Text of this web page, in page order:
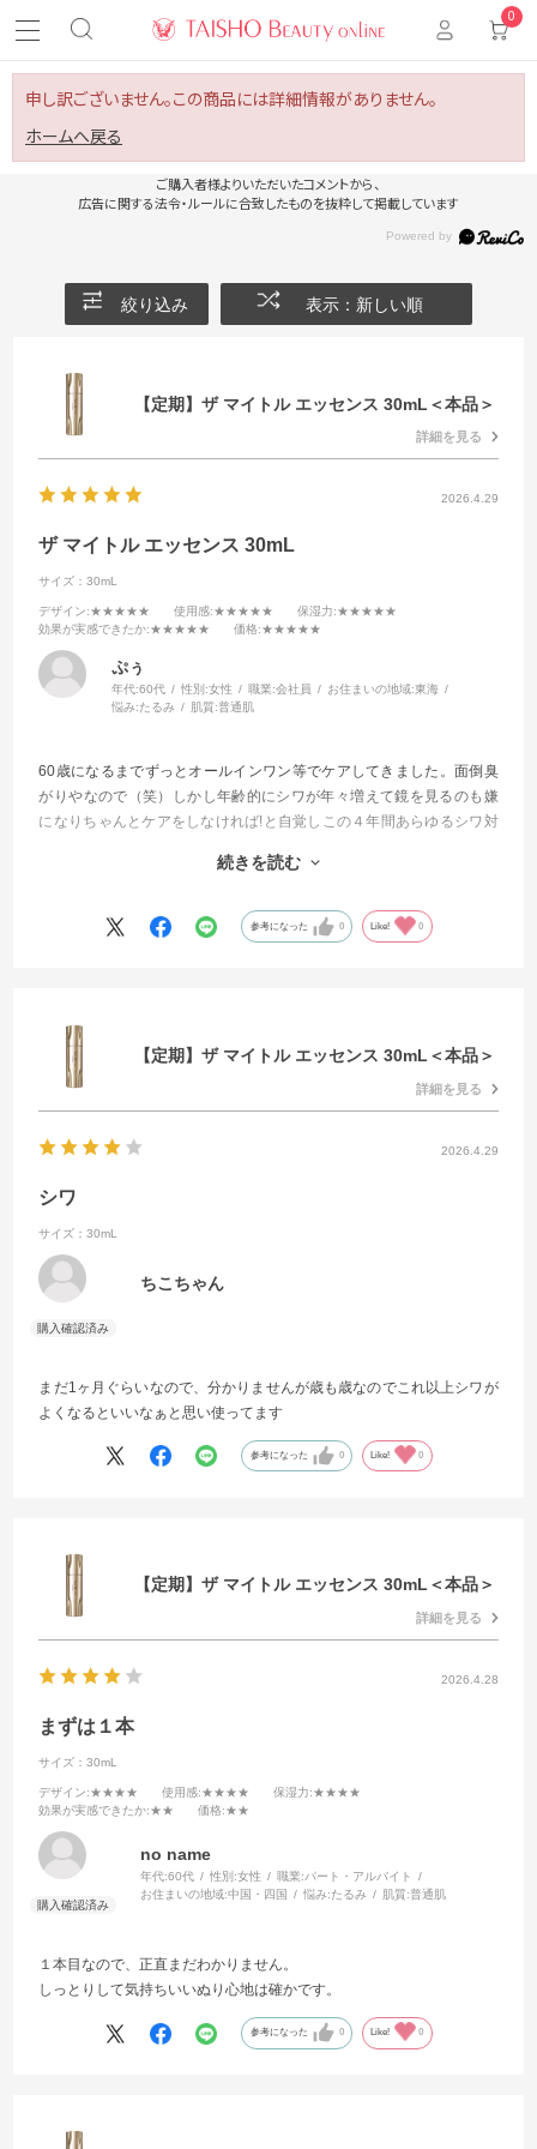
0
申し訳ございません。この商品には詳細情報がありません。
ホームへ戻る
ご購入者様よりいただいたコメントから、
広告に関する法令・ルールに合致したものを抜粋して掲載しています
絞り込み 表示：新しい順
【定期】ザ マイトル エッセンス 30mL＜本品＞
詳細を見る
2026.4.29
ザ マイトル エッセンス 30mL
サイズ：30mL
デザイン:★★★★★ 使用感:★★★★★ 保湿力:★★★★★
効果が実感できたか:★★★★★ 価格:★★★★★
ぷぅ
年代:60代 性別:女性 職業:会社員 お住まいの地域:東海
悩み:たるみ 肌質:普通肌
60歳になるまでずっとオールインワン等でケアしてきました。面倒臭
がりやなので（笑）しかし年齢的にシワが年々増えて鏡を見るのも嫌
になりちゃんとケアをしなければ!と自覚しこの４年間あらゆるシワ対
今回もそんな感じで試してみました。
もう他を試したりする事が無くなりました。
これからはずっと使い続けて行きます
続きを読む
参考になった 0 Like! 0
【定期】ザ マイトル エッセンス 30mL＜本品＞
詳細を見る
2026.4.29
シワ
サイズ：30mL
ちこちゃん
まだ1ヶ月ぐらいなので、分かりませんが歳も歳なのでこれ以上シワが
よくなるといいなぁと思い使ってます
参考になった 0 Like! 0
【定期】ザ マイトル エッセンス 30mL＜本品＞
詳細を見る
2026.4.28
まずは１本
サイズ：30mL
デザイン:★★★★ 使用感:★★★★ 保湿力:★★★★
効果が実感できたか:★★ 価格:★★
no name
年代:60代 性別:女性 職業:パート・アルバイト
お住まいの地域:中国・四国 悩み:たるみ 肌質:普通肌
１本目なので、正直まだわかりません。
しっとりして気持ちいいぬり心地は確かです。
参考になった 0 Like! 0